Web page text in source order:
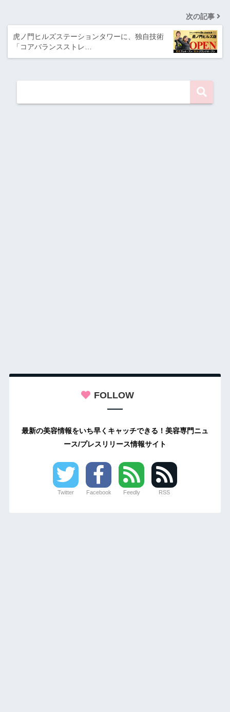
次の記事
虎ノ門ヒルズステーションタワーに、独自技術
「コアバランスストレ…
FOLLOW
最新の美容情報をいち早くキャッチできる！美容専門ニュ
ース/プレスリリース情報サイト
Twitter Facebook Feedly RSS